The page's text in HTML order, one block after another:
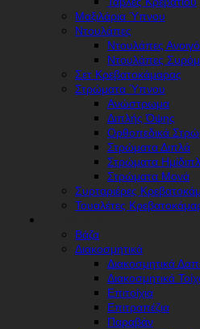
Μαξιλάρια Ύπνου
Ντουλάπες
Ντουλάπες
Ντουλάπες
Σετ Κρεβατοκάμαρας
Στρώματα Ύπνου
Ανώστρωμα
Διπλής Όψης
Ορθοπεδικά
Στρώματα Διπλά
Στρώματα
Στρώματα Μονά
Συρταριέρες
Τουαλέτες
Βάζα
Διακοσμητικά
Διακοσμητικά
Διακοσμητικά
Επιτοίχια
Επιτραπέζια
Παραβάν